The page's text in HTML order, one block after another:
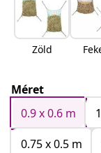
Zöld
Méret
0.9 x 0.6 m
0.75 x 0.5 m